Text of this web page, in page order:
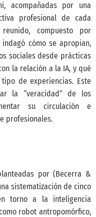
acompañadas por una
profesional de cada
compuesto por
cómo se apropian,
sociales desde prácticas
la relación a la IA, y qué
de experiencias. Este
la “veracidad” de los
su circulación e
profesionales.
por(Becerra &
sistematización de cinco
torno a la inteligencia
robot antropomórfico,